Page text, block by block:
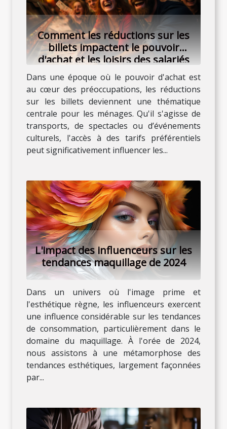
Comment les réductions sur les
billets impactent le pouvoir
d'achat et les loisirs des salariés
Dans une époque où le pouvoir d'achat est
au cœur des préoccupations, les réductions
sur les billets deviennent une thématique
centrale pour les ménages. Qu'il s'agisse de
transports, de spectacles ou d’événements
culturels, l'accès à des tarifs préférentiels
peut significativement influencer les...
L'impact des influenceurs sur les
tendances maquillage de 2024
Dans un univers où l'image prime et
l'esthétique règne, les influenceurs exercent
une influence considérable sur les tendances
de consommation, particulièrement dans le
domaine du maquillage. À l'orée de 2024,
nous assistons à une métamorphose des
tendances esthétiques, largement façonnées
par...